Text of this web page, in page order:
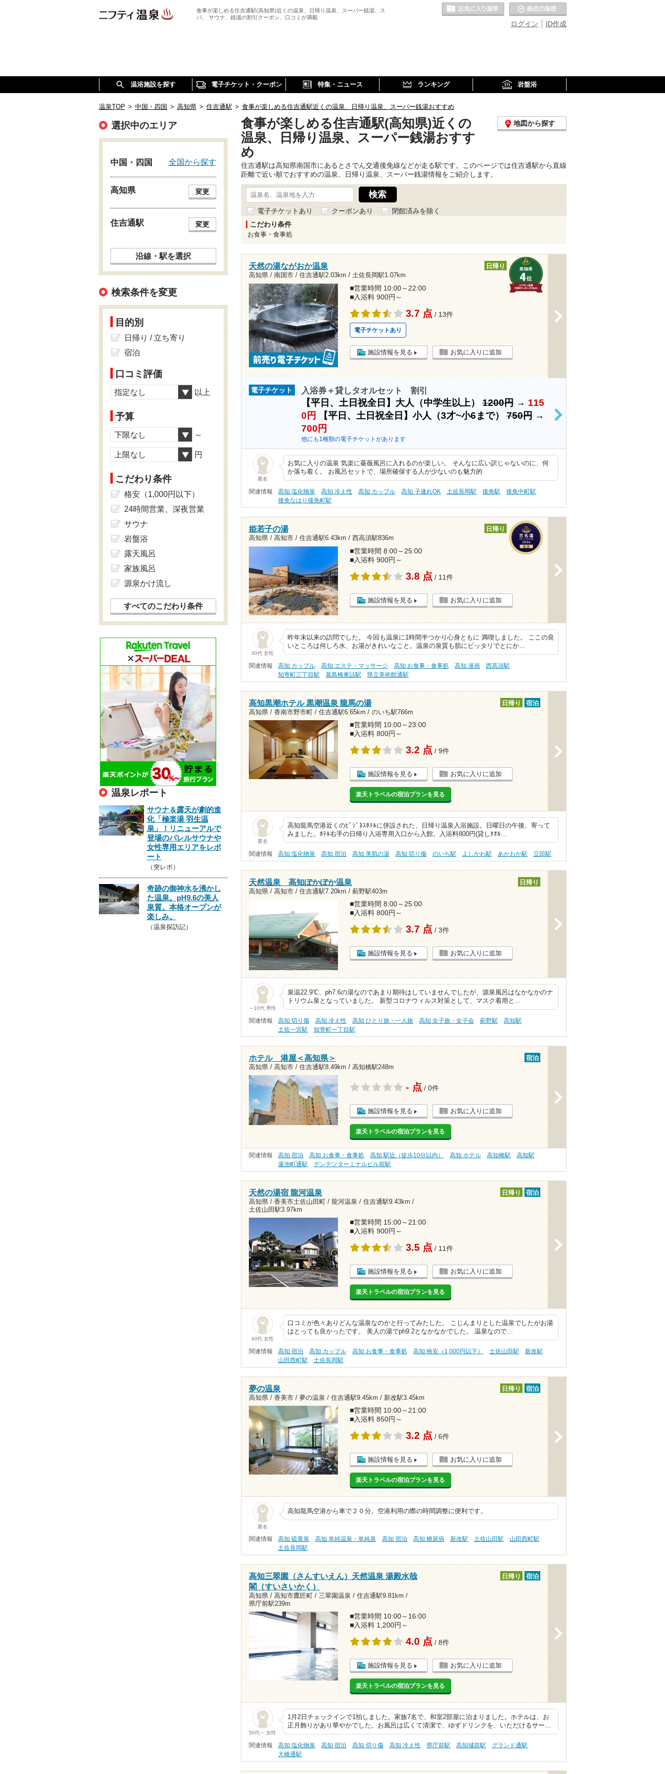
食事が楽しめる住吉通駅(高知県)近くの温泉、日帰り温泉、スーパー銭湯、ス
パ、 サウナ、銭湯の割引クーポン、口コミが満載
ID作成
ログイン
お気に入りの温泉
温浴施設を探す 電子チケット・クーポン 特集・ニュース ランキング 岩盤浴
温泉TOP > 中国・四国 > 高知県 > 住吉通駅 > 食事が楽しめる住吉通駅近くの温泉、日帰り温泉、スーパー銭湯おすすめ
食事が楽しめる住吉通駅(高知県)近くの
温泉、日帰り温泉、スーパー銭湯おすす
め
地図から探す
住吉通駅は高知県南国市にあるとさでん交通後免線などが走る駅です。このページでは住吉通駅から直線
距離で近い順でおすすめの温泉、日帰り温泉、スーパー銭湯情報をご紹介します。
電子チケットあり クーポンあり
閉館済みを除く
こだわり条件
お食事・食事処
天然の湯ながおか温泉
高知県 / 南国市 / 住吉通駅2.03km / 土佐長岡駅1.07km
日帰り
■営業時間 10:00～22:00
■入浴料 900円～
3.7 点 / 13件
電子チケットあり
施設情報を見る お気に入りに追加
電子チケット 入浴券＋貸しタオルセット 割引
【平日、土日祝全日】大人（中学生以上）1200円→ 115
0円
【平日、土日祝全日】小人（3才~小6まで）750円→
700円
他にも1種類の電子チケットがあります
>
匿名
お気に入りの温泉 気楽に薔薇風呂に入れるのが楽しい。 そんなに広い訳じゃないのに、何
か落ち着く。 お風呂セットで、場所確保する人が少ないのも魅力的
関連情報 高知 塩化物泉 高知 冷え性 高知 カップル 高知 子連れOK 土佐長岡駅 後免駅
後免中町駅
後免なはり後免町駅
姫若子の湯
高知県 / 高知市 / 住吉通駅6.43km / 西高須駅836m
日帰り
■営業時間 8:00～25:00
■入浴料 900円～
3.8 点 / 11件
施設情報を見る お気に入りに追加
30代 女性
昨年末以来の訪問でした。 今回も温泉に1時間半つかり心身ともに 満喫しました。 ここの良
いところは何しろ水、お湯がきれいなこと。温泉の泉質も肌にピッタリでとにか…
関連情報 高知 カップル 高知 エステ・マッサージ 高知 お食事・食事処 高知 漫画
西高須駅
知寄町三丁目駅
葛島橋東詰駅 県立美術館通駅
高知黒潮ホテル 黒潮温泉 龍馬の湯
高知県 / 香南市野市町 / 住吉通駅6.65km / のいち駅766m
日帰り 宿泊
■営業時間 10:00～23:00
■入浴料 800円～
3.2 点 / 9件
施設情報を見る お気に入りに追加
楽天トラベルの宿泊プランを見る
匿名
高知龍馬空港近くのﾋﾞｼﾞﾈｽﾎﾃﾙに併設された、日帰り温泉入浴施設。日曜日の午後、寄って
みました。ﾎﾃﾙ右手の日帰り入浴専用入口から入館。入浴料800円(貸しﾀｵﾙ…
関連情報 高知 塩化物泉 高知 宿泊 高知 美肌の湯 高知 切り傷 のいち駅 よしかわ駅 あかおか駅 立田駅
天然温泉 高知ぽかぽか温泉
高知県 / 高知市 / 住吉通駅7.20km / 薊野駅403m
日帰り
■営業時間 8:00～25:00
■入浴料 800円～
3.7 点 / 3件
施設情報を見る お気に入りに追加
～10代 男性
泉温22.9℃、ph7.6の湯なのであまり期待はしていませんでしたが、源泉風呂はなかなかのナ
トリウム泉となっていました。 新型コロナウィルス対策として、マスク着用と…
関連情報 高知 切り傷 高知 冷え性 高知 ひとり旅・一人旅 高知 女子旅・女子会 薊野駅
高知駅
土佐一宮駅
知寄町一丁目駅
ホテル 港屋＜高知県＞
高知県 / 高知市 / 住吉通駅8.49km / 高知橋駅248m
宿泊
- 点 / 0件
施設情報を見る お気に入りに追加
楽天トラベルの宿泊プランを見る
関連情報 高知 宿泊 高知 お食事・食事処 高知 駅近（徒歩10分以内） 高知 ホテル 高知橋駅
高知駅
蓮池町通駅
デンテツターミナルビル前駅
天然の湯宿 龍河温泉
高知県 / 香美市土佐山田町 / 龍河温泉 / 住吉通駅9.43km /
土佐山田駅3.97km
日帰り 宿泊
■営業時間 15:00～21:00
■入浴料 900円～
3.5 点 / 11件
施設情報を見る お気に入りに追加
楽天トラベルの宿泊プランを見る
40代 女性
口コミが色々ありどんな温泉なのかと行ってみたした。 こじんまりとした温泉でしたがお湯
はとっても良かったです。 美人の湯でph9.2となかなかでした。 温泉なので…
関連情報 高知 宿泊 高知 カップル 高知 お食事・食事処 高知 格安（1,000円以下） 土佐山田駅
新改駅
山田西町駅
土佐長岡駅
夢の温泉
高知県 / 香美市 / 夢の温泉 / 住吉通駅9.45km / 新改駅3.45km
日帰り 宿泊
■営業時間 10:00～21:00
■入浴料 850円～
3.2 点 / 6件
施設情報を見る お気に入りに追加
楽天トラベルの宿泊プランを見る
匿名
高知龍馬空港から車で２０分。空港利用の際の時間調整に便利です。
関連情報 高知 硫黄泉 高知 単純温泉・単純泉 高知 宿泊 高知 糖尿病 新改駅 土佐山田駅
山田西町駅
土佐長岡駅
高知三翠園（さんすいえん）天然温泉 湯殿水哉
閣（すいさいかく）
高知県 / 高知市鷹匠町 / 三翠園温泉 / 住吉通駅9.81km /
県庁前駅239m
日帰り 宿泊
■営業時間 10:00～16:00
■入浴料 1,200円～
4.0 点 / 8件
施設情報を見る お気に入りに追加
楽天トラベルの宿泊プランを見る
50代～ 女性
1月2日チェックインで1拍しました。家族7名で、和室2部屋に泊まりました。ホテルは、お
正月飾りがあり華やかでした。お風呂は広くて清潔で、ゆずドリンクを、いただけるサー…
関連情報 高知 塩化物泉 高知 宿泊 高知 切り傷 高知 冷え性 県庁前駅 高知城前駅
グランド通駅
大橋通駅
選択中のエリア
中国・四国 全国から探す
高知県 変更
住吉通駅 変更
沿線・駅を選択
検索条件を変更
目的別
日帰り / 立ち寄り
宿泊
口コミ評価
指定なし 以上
予算
下限なし ～
上限なし 円
こだわり条件
格安（1,000円以下）
24時間営業、深夜営業
サウナ
岩盤浴
露天風呂
家族風呂
源泉かけ流し
すべてのこだわり条件
温泉レポート
サウナ＆露天が劇的進
化「極楽湯 羽生温
泉」！リニューアルで
登場のバレルサウナや
女性専用エリアをレポ
ート
（突レポ）
奇跡の御神水を沸かし
た温泉。pH9.6の美人
泉質。本格オープンが
楽しみ。
（温泉探訪記）